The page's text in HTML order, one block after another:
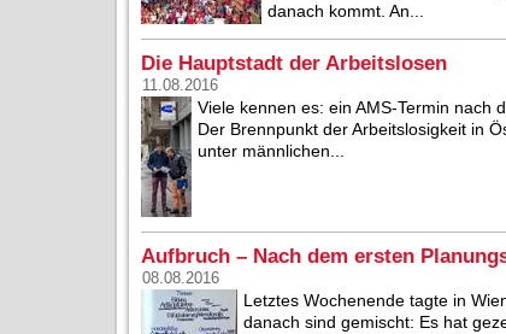
danach kommt. An...
Die Hauptstadt der Arbeitslosen
11.08.2016
Viele kennen es: ein AMS-Termin nach
Der Brennpunkt der Arbeitslosigkeit in
unter männlichen...
Aufbruch – Nach dem ersten
08.08.2016
Letztes Wochenende tagte in
danach sind gemischt: Es hat